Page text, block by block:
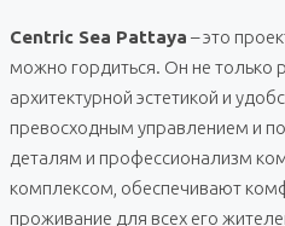
Centric Sea Pattaya – это
можно гордиться. Он не только
архитектурной эстетикой и
превосходным управлением и
деталям и профессионализм
комплексом, обеспечивают
проживание для всех его